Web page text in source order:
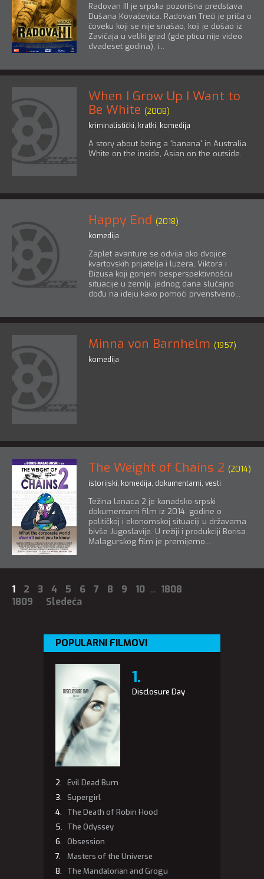
Radovan III je srpska pozorišna predstava
Dušana Kovačevića. Radovan Treći je priča o
čoveku koji se nije snašao, koji je došao iz
Zavičaja u veliki grad (gde pticu nije video
dvadeset godina), i...
When I Grow Up I Want to
Be White (2008)
kriminalistički, kratki, komedija
A story about being a 'banana' in Australia.
White on the inside, Asian on the outside.
Happy End (2018)
komedija
Zaplet avanture se odvija oko dvojice
kvartovskih prijatelja i luzera, Viktora i
Đizusa koji gonjeni besperspektivnošću
situacije u zemlji, jednog dana slučajno
dođu na ideju kako pomoći prvenstveno...
Minna von Barnhelm (1957)
komedija
The Weight of Chains 2 (2014)
istorijski, komedija, dokumentarni, vesti
Težina lanaca 2 je kanadsko-srpski
dokumentarni film iz 2014. godine o
političkoj i ekonomskoj situaciji u državama
bivše Jugoslavije. U režiji i produkciji Borisa
Malagurskog film je premijerno...
1 2 3 4 5 6 7 8 9 10 ... 1808
1809
Sledeća
POPULARNI FILMOVI
Disclosure Day
Evil Dead Burn
Supergirl
The Death of Robin Hood
The Odyssey
Obsession
Masters of the Universe
The Mandalorian and Grogu